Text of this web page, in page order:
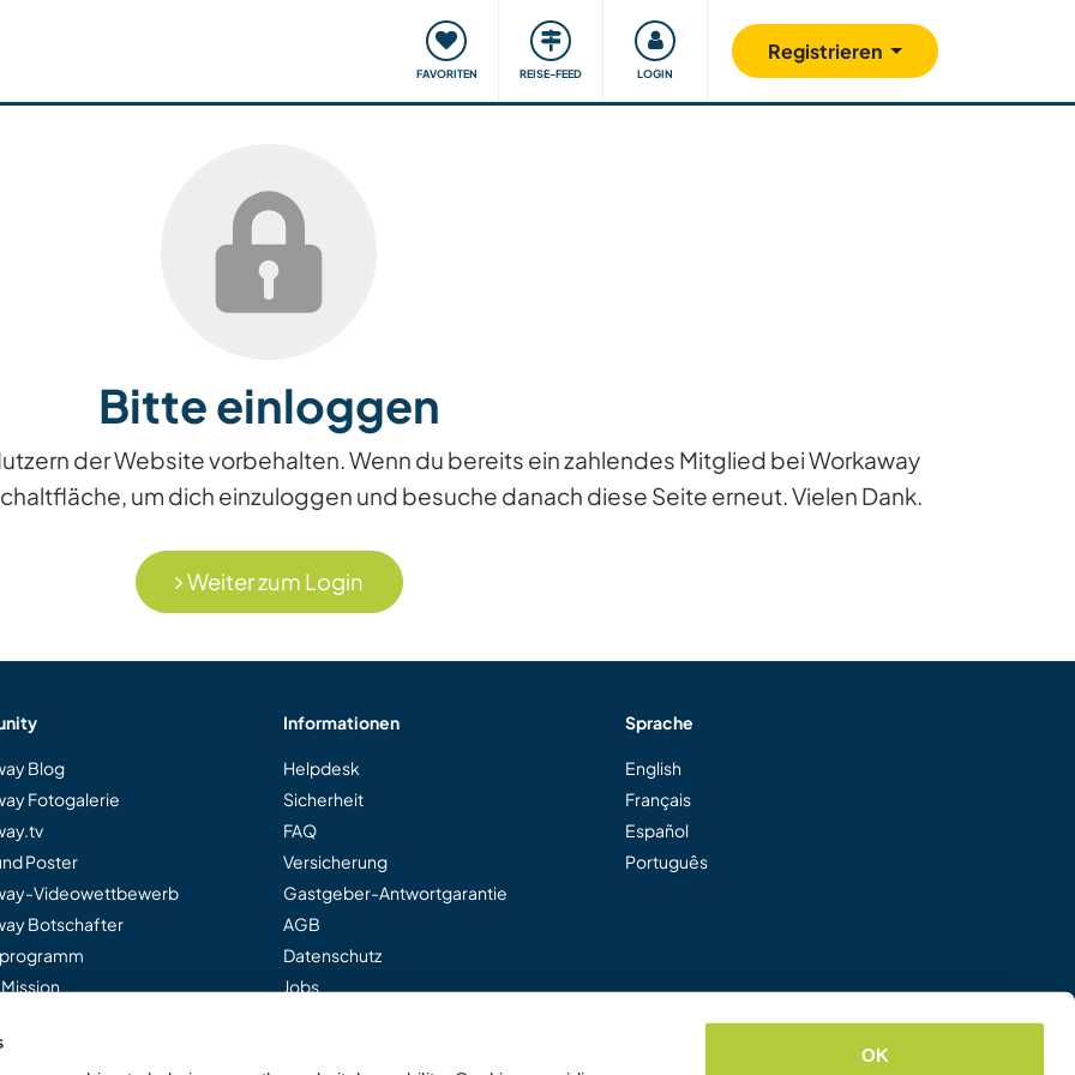
OK
FAVORITEN REISE-FEED LOGIN
Registrieren
Reisen & Lernen Unsere Community Gutes tun
Bitte einloggen
der Website vorbehalten. Wenn du bereits ein zahlendes Mitglied bei Workaway
um dich einzuloggen und besuche danach diese Seite erneut. Vielen Dank.
Weiter zum Login
Blog
Fotogalerie
Poster
Videowettbewerb
Botschafter
Informationen
Helpdesk
Sicherheit
FAQ
Versicherung
Gastgeber-Antwortgarantie
AGB
Datenschutz
Jobs
Sprache
English
Français
Español
Português